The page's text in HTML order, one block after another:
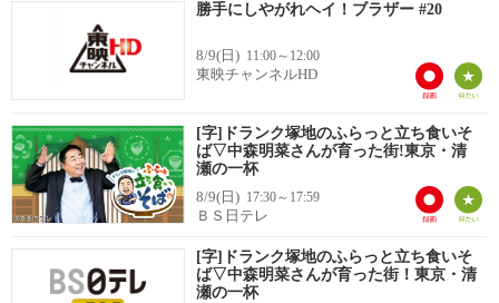
勝手にしやがれヘイ！ブラザー #20
8/9(日) 11:00～12:00
東映チャンネルHD
[字]ドランク塚地のふらっと立ち食いそ
ば▽中森明菜さんが育った街!東京・清
瀬の一杯
8/9(日) 17:30～17:59
ＢＳ日テレ
[字]ドランク塚地のふらっと立ち食いそ
ば▽中森明菜さんが育った街！東京・清
瀬の一杯